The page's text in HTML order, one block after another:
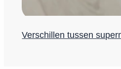
Verschillen tussen